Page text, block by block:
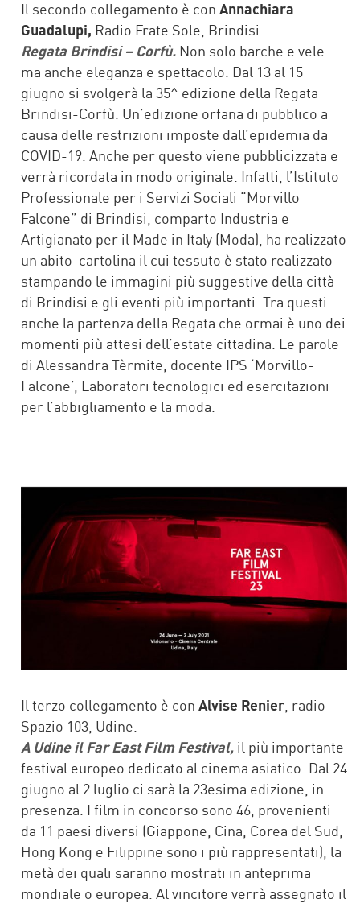
Il secondo collegamento è con Annachiara
Guadalupi, Radio Frate Sole, Brindisi.
Regata Brindisi – Corfù. Non solo barche e vele
ma anche eleganza e spettacolo. Dal 13 al 15
giugno si svolgerà la 35^ edizione della Regata
Brindisi-Corfù. Un’edizione orfana di pubblico a
causa delle restrizioni imposte dall’epidemia da
COVID-19. Anche per questo viene pubblicizzata e
verrà ricordata in modo originale. Infatti, l’Istituto
Professionale per i Servizi Sociali “Morvillo
Falcone” di Brindisi, comparto Industria e
Artigianato per il Made in Italy (Moda), ha realizzato
un abito-cartolina il cui tessuto è stato realizzato
stampando le immagini più suggestive della città
di Brindisi e gli eventi più importanti. Tra questi
anche la partenza della Regata che ormai è uno dei
momenti più attesi dell’estate cittadina. Le parole
di Alessandra Tèrmite, docente IPS ‘Morvillo-
Falcone’, Laboratori tecnologici ed esercitazioni
per l’abbigliamento e la moda.
Il terzo collegamento è con Alvise Renier , radio
Spazio 103, Udine.
A Udine il Far East Film Festival, il più importante
festival europeo dedicato al cinema asiatico. Dal 24
giugno al 2 luglio ci sarà la 23esima edizione, in
presenza. I film in concorso sono 46, provenienti
da 11 paesi diversi (Giappone, Cina, Corea del Sud,
Hong Kong e Filippine sono i più rappresentati), la
metà dei quali saranno mostrati in anteprima
mondiale o europea. Al vincitore verrà assegnato il